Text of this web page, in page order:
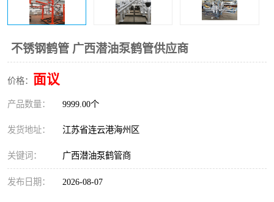
不锈钢鹤管 广西潜油泵鹤管供应商
价格： 面议
产品数量： 9999.00个
发货地址： 江苏省连云港海州区
关键词： 广西潜油泵鹤管商
发布日期： 2026-08-07